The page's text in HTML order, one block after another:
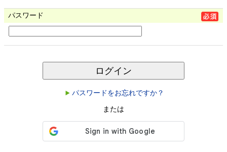
パスワード
ログイン
パスワードをお忘れですか？
または